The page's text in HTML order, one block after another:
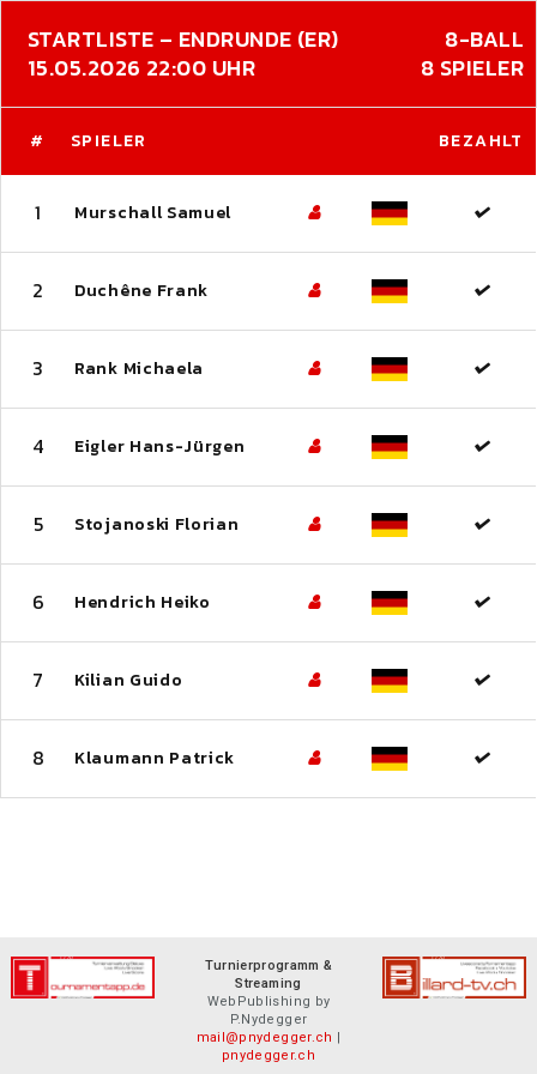
STARTLISTE – ENDRUNDE (ER)
8-BALL
15.05.2026 22:00 UHR
8 SPIELER
# SPIELER BEZAHLT
1 Murschall Samuel
2 Duchêne Frank
3 Rank Michaela
4 Eigler Hans-Jürgen
5 Stojanoski Florian
6 Hendrich Heiko
7 Kilian Guido
8 Klaumann Patrick
Turnierprogramm &
Streaming
WebPublishing by
P.Nydegger
mail@pnydegger.ch |
pnydegger.ch